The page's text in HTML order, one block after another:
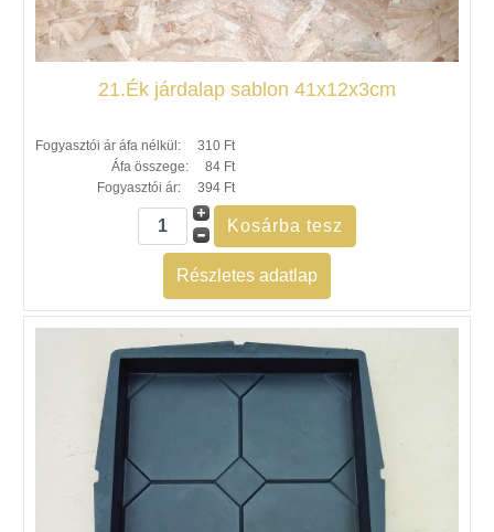
21.Ék járdalap sablon 41x12x3cm
Fogyasztói ár áfa nélkül:
310 Ft
Áfa összege:
84 Ft
Fogyasztói ár:
394 Ft
Részletes adatlap